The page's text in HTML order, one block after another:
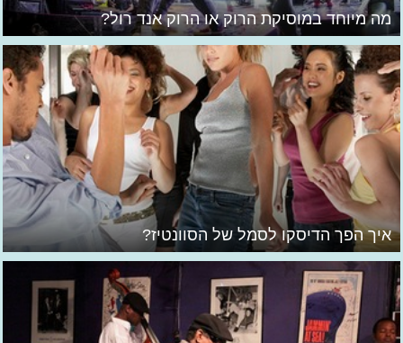
מה מיוחד במוסיקת הרוק או הרוק אנד רול?
איך הפך הדיסקו לסמל של הסוונטיז?